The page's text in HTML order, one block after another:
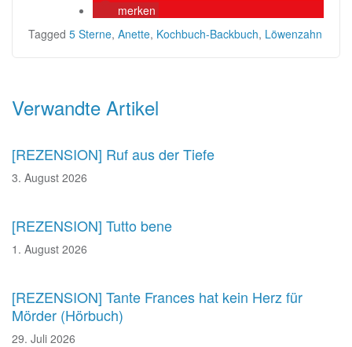
merken
Tagged 5 Sterne, Anette, Kochbuch-Backbuch, Löwenzahn
Verwandte Artikel
[REZENSION] Ruf aus der Tiefe
3. August 2026
[REZENSION] Tutto bene
1. August 2026
[REZENSION] Tante Frances hat kein Herz für
Mörder (Hörbuch)
29. Juli 2026
Beitragsnavigation